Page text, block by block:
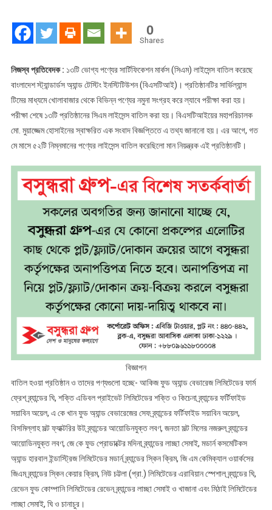
0
Shares
নিজস্ব প্রতিবেদক : ১৩টি ভোগ্য পণ্যের সার্টিফিকেশন মার্কস (সিএম) লাইসেন্স বাতিল করেছে
বাংলাদেশ স্ট্যান্ডার্ডস অ্যান্ড টেস্টিং ইনস্টিটিউশন (বিএসটিআই)। প্রতিষ্ঠানটির সার্ভিল্যান্স
টিমের মাধ্যমে খোলাবাজার থেকে বিভিন্ন পণ্যের নমুনা সংগ্রহ করে ল্যাবে পরীক্ষা করা হয়।
পরীক্ষা শেষে ১৩টি প্রতিষ্ঠানের সিএম লাইসেন্স বাতিল করা হয়। বিএসটিআইয়ের মহাপরিচালক
মো. মুয়াজ্জেম হোসাইনের স্বাক্ষরিত এক সংবাদ বিজ্ঞপ্তিতে এ তথ্য জানানো হয়। এর আগে, গত
মে মাসে ৫২টি নিম্নমানের পণ্যের লাইসেন্স বাতিল করেছিলো মান নিয়ন্ত্রক এই প্রতিষ্ঠানটি।
বিজ্ঞাপন
বাতিল হওয়া প্রতিষ্ঠান ও তাদের পণ্যগুলো হচ্ছে- আকিজ ফুড অ্যান্ড বেভারেজ লিমিটেডের ফার্ম
ফ্রেশ ব্র্যান্ডের ঘি, শক্তি এডিবল প্রাইভেট লিমিটেডের শক্তি ও কিচেনা ব্র্যান্ডের ফর্টিফাইড
সয়াবিন অয়েল, এ কে খান ফুড অ্যান্ড বেভারেজের সেফ ব্র্যান্ডের ফর্টিফাইড সয়াবিন অয়েল,
বিসমিল্লাহ সল্ট ফ্যাক্টরির উট ব্র্যান্ডের আয়োডিনযুক্ত লবণ, জনতা সল্ট মিলের নজরুল ব্র্যান্ডের
আয়োডিনযুক্ত লবণ, জে কে ফুড প্রোডাক্টের মদিনা ব্র্যান্ডের লাচ্ছা সেমাই, মডার্ন কসমেটিকস
অ্যান্ড হারবাল ইন্ডাস্ট্রিজ লিমিটেডের মডার্ন ব্র্যান্ডের স্কিন ক্রিম, জি এম কেমিক্যাল ওয়ার্কসের
জিএম ব্র্যান্ডের স্কিন কেয়ার ক্রিম, নিউ চট্টলা (প্রা.) লিমিটেডের এরাবিয়ান স্পেশাল ব্র্যান্ডের ঘি,
রেভেন ফুড কোম্পানি লিমিটেডের রেভেন ব্র্যান্ডের লাচ্ছা সেমাই ও খাজানা এবং মিঠাই লিমিটেডের
লাচ্ছা সেমাই, ঘি ও চানাচুর।